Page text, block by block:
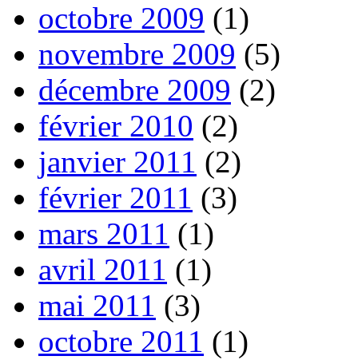
octobre 2009 (1)
novembre 2009 (5)
décembre 2009 (2)
février 2010 (2)
janvier 2011 (2)
février 2011 (3)
mars 2011 (1)
avril 2011 (1)
mai 2011 (3)
octobre 2011 (1)